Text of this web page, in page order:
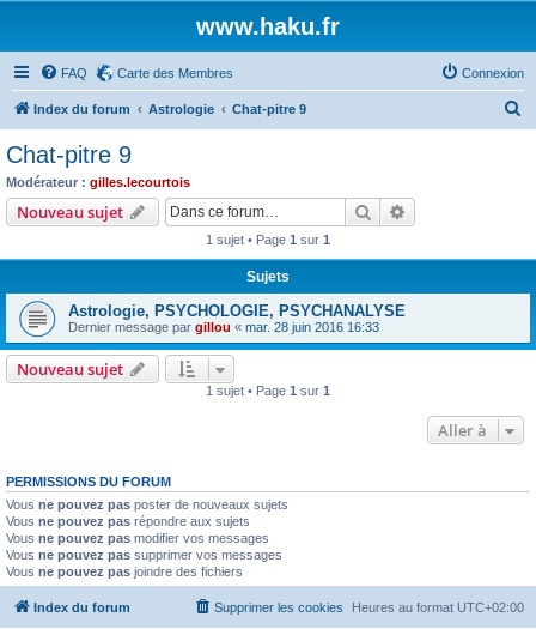
www.haku.fr
FAQ Carte des Membres Connexion
Index du forum Astrologie Chat-pitre 9
Chat-pitre 9
Modérateur : gilles.lecourtois
Nouveau sujet Rechercher
1 sujet • Page 1 sur 1
Sujets
Astrologie, PSYCHOLOGIE, PSYCHANALYSE
Dernier message par gillou « mar. 28 juin 2016 16:33
Nouveau sujet
1 sujet • Page 1 sur 1
Aller à
PERMISSIONS DU FORUM
Vous ne pouvez pas poster de nouveaux sujets
Vous ne pouvez pas répondre aux sujets
Vous ne pouvez pas modifier vos messages
Vous ne pouvez pas supprimer vos messages
Vous ne pouvez pas joindre des fichiers
Index du forum Heures au format UTC+02:00
Supprimer les cookies